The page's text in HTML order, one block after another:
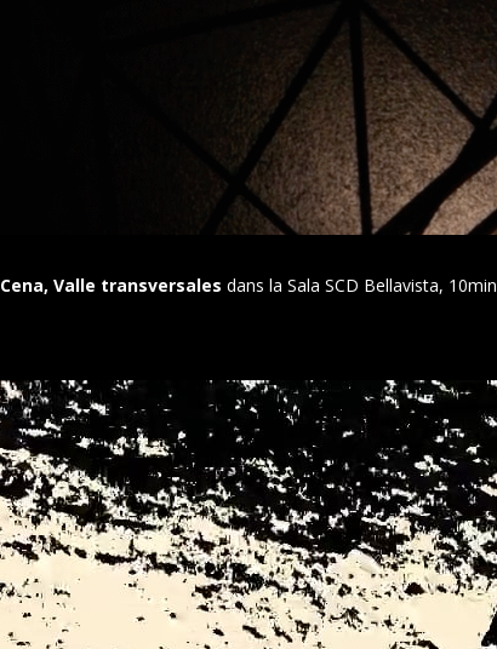
Cena, Valle transversales dans la Sala SCD Bellavista, 10min